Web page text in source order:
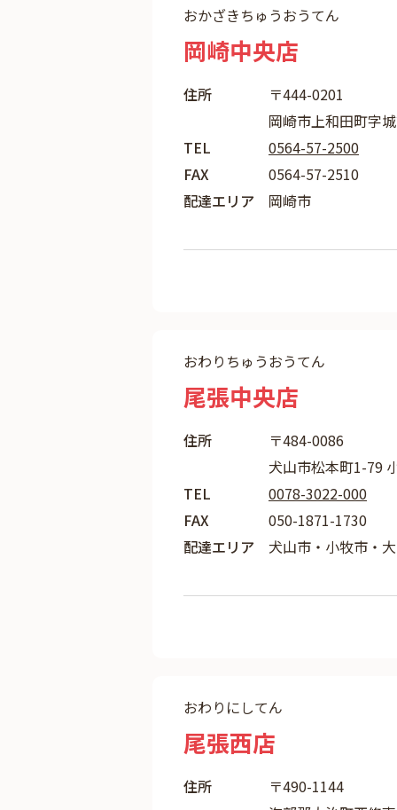
おかざきちゅうおうてん
岡崎中央店
住所
〒444-0201
岡崎市上和田町字
TEL
0564-57-2500
FAX
0564-57-2510
配達エリア
岡崎市
おわりちゅうおうてん
尾張中央店
住所
〒484-0086
犬山市松本町1-79
TEL
0078-3022-000
FAX
050-1871-1730
配達エリア
犬山市・小牧市・
おわりにしてん
尾張西店
住所
〒490-1144